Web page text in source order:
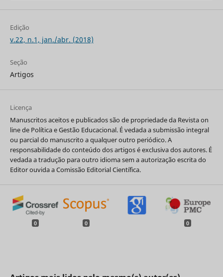
Edição
v.22, n.1, jan./abr. (2018)
Seção
Artigos
Licença
Manuscritos aceitos e publicados são de propriedade da Revista on
line de Política e Gestão Educacional. É vedada a submissão integral
ou parcial do manuscrito a qualquer outro periódico. A
responsabilidade do conteúdo dos artigos é exclusiva dos autores. É
vedada a tradução para outro idioma sem a autorização escrita do
Editor ouvida a Comissão Editorial Científica.
0 0 0